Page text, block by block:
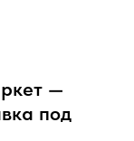
—
под